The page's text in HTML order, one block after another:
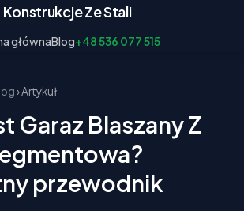
Konstrukcje Ze Stali
głównaBlog+48 536 077 515
› Artykuł
Garaz Blaszany Z
przewodnik